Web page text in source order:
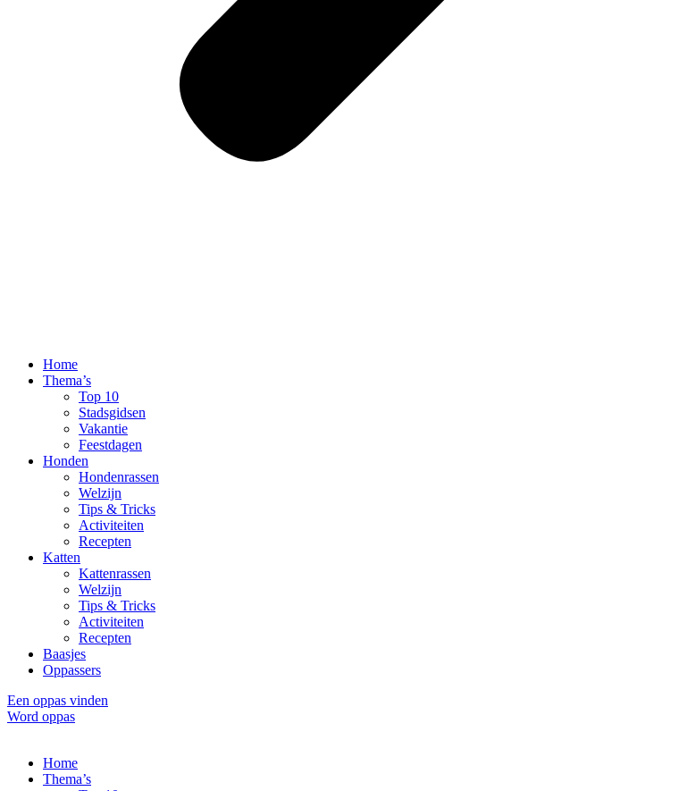
Home
Thema’s
Top 10
Stadsgidsen
Vakantie
Feestdagen
Honden
Hondenrassen
Welzijn
Tips & Tricks
Activiteiten
Recepten
Katten
Kattenrassen
Welzijn
Tips & Tricks
Activiteiten
Recepten
Baasjes
Oppassers
Een oppas vinden
Word oppas
Home
Thema’s